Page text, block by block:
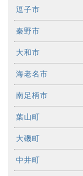
逗子市
秦野市
大和市
海老名市
南足柄市
葉山町
大磯町
中井町